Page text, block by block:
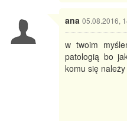
ana 05.08.2016,
w twoim
patologią bo
komu się